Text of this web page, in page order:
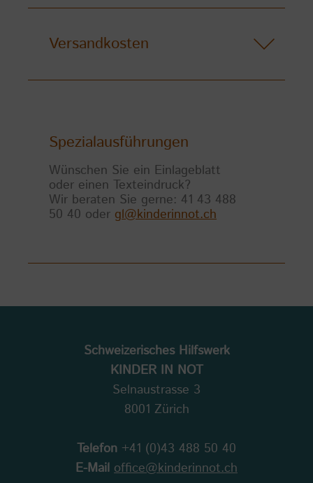
Versandkosten
Spezialausführungen
Wünschen Sie ein Einlageblatt
oder einen Texteindruck?
Wir beraten Sie gerne: 41 43 488
50 40 oder gl@kinderinnot.ch
Schweizerisches Hilfswerk
KINDER IN NOT
Selnaustrasse 3
8001 Zürich
Telefon +41 (0)43 488 50 40
E-Mail office@kinderinnot.ch